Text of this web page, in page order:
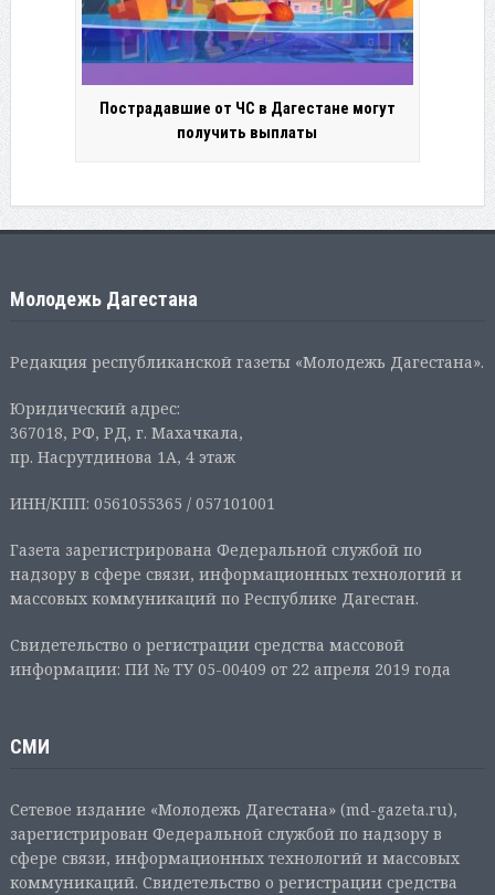
Пострадавшие от ЧС в Дагестане могут
получить выплаты
Молодежь Дагестана
Редакция республиканской газеты «Молодежь Дагестана».
Юридический адрес:
367018, РФ, РД, г. Махачкала,
пр. Насрутдинова 1А, 4 этаж
ИНН/КПП: 0561055365 / 057101001
Газета зарегистрирована Федеральной службой по
надзору в сфере связи, информационных технологий и
массовых коммуникаций по Республике Дагестан.
Свидетельство о регистрации средства массовой
информации: ПИ № ТУ 05-00409 от 22 апреля 2019 года
СМИ
Сетевое издание «Молодежь Дагестана» (md-gazeta.ru),
зарегистрирован Федеральной службой по надзору в
сфере связи, информационных технологий и массовых
коммуникаций. Свидетельство о регистрации средства